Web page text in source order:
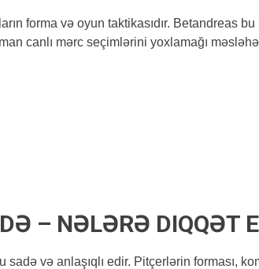
forma və oyun taktikasıdır. Betandreas
canlı mərc seçimlərini yoxlamağı
– NƏLƏRƏ DIQQƏT
və anlaşıqlı edir. Pitçerlərin forması,